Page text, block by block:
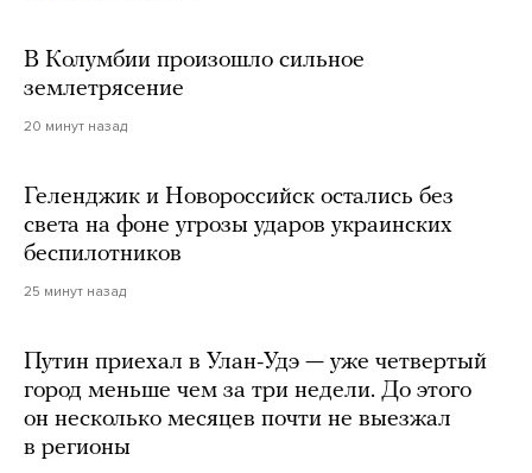
В Колумбии произошло сильное
землетрясение
20 минут назад
Геленджик и Новороссийск остались без
света на фоне угрозы ударов украинских
беспилотников
25 минут назад
Путин приехал в Улан-Удэ — уже четвертый
город меньше чем за три недели. До этого
он несколько месяцев почти не выезжал
в регионы